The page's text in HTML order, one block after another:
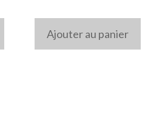
Ajouter au panier